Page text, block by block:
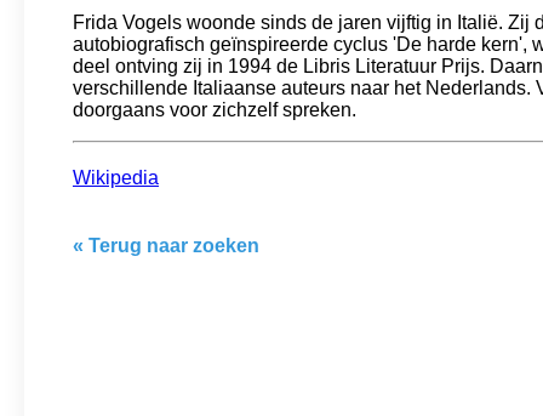
Frida Vogels woonde sinds de jaren vijftig in Italië. Zij
autobiografisch geïnspireerde cyclus 'De harde kern',
deel ontving zij in 1994 de Libris Literatuur Prijs.
verschillende Italiaanse auteurs naar het
doorgaans voor zichzelf spreken.
Wikipedia
« Terug naar zoeken